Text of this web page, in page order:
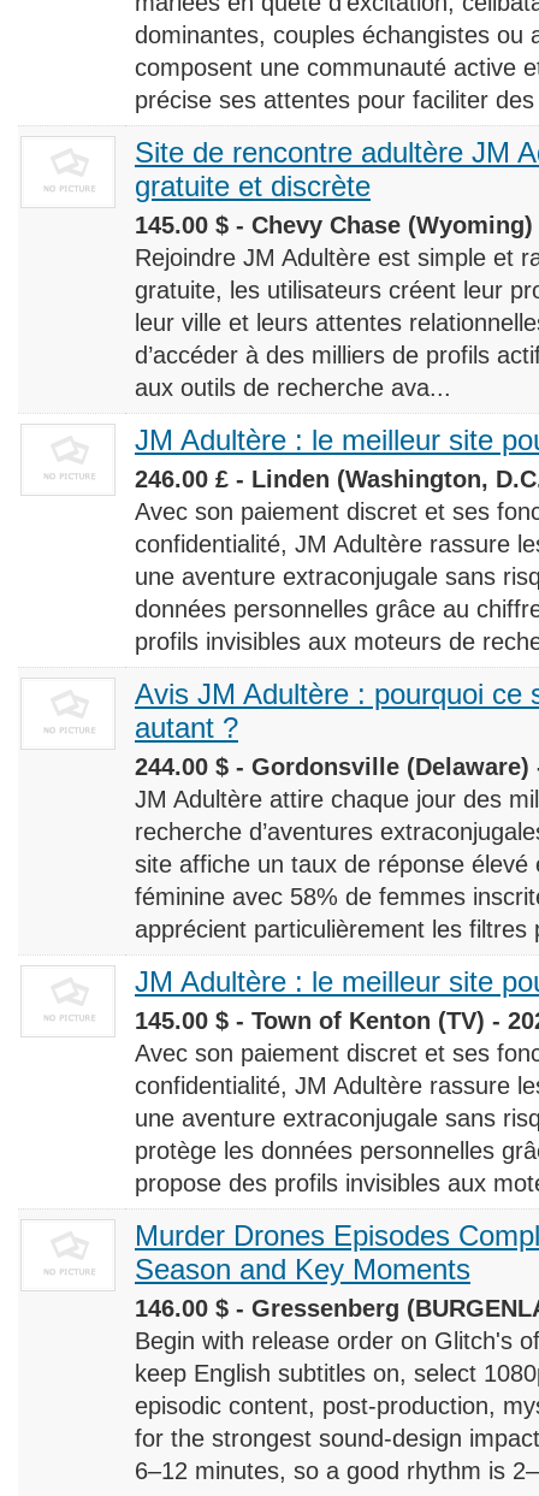
dominantes, couples échangistes ou
composent une communauté active
précise ses attentes pour faciliter
Site de rencontre adultère JM
gratuite et discrète
145.00 $ - Chevy Chase (Wyoming)
Rejoindre JM Adultère est simple et
gratuite, les utilisateurs créent leur
leur ville et leurs attentes
d’accéder à des milliers de profils
aux outils de recherche ava...
JM Adultère : le meilleur site
246.00 £ - Linden (Washington,
Avec son paiement discret et ses
confidentialité, JM Adultère rassure
une aventure extraconjugale sans
données personnelles grâce au
profils invisibles aux moteurs de
Avis JM Adultère : pourquoi ce
autant ?
244.00 $ - Gordonsville (Delaware)
JM Adultère attire chaque jour des
recherche d’aventures
site affiche un taux de réponse
féminine avec 58% de femmes
apprécient particulièrement les filtres
JM Adultère : le meilleur site
145.00 $ - Town of Kenton (TV) -
Avec son paiement discret et ses
confidentialité, JM Adultère rassure
une aventure extraconjugale sans
protège les données personnelles
propose des profils invisibles aux
Murder Drones Episodes
Season and Key Moments
146.00 $ - Gressenberg
Begin with release order on Glitch's
keep English subtitles on, select
episodic content, post-production,
for the strongest sound-design
6–12 minutes, so a good rhythm is